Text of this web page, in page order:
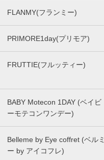
FLANMY(フランミー)
PRIMORE1day(プリモア)
FRUTTIE(フルッティー)
BABY Motecon 1DAY (ベイビ
ーモテコンワンデー)
Belleme by Eye coffret (ベルミ
ー by アイコフレ)